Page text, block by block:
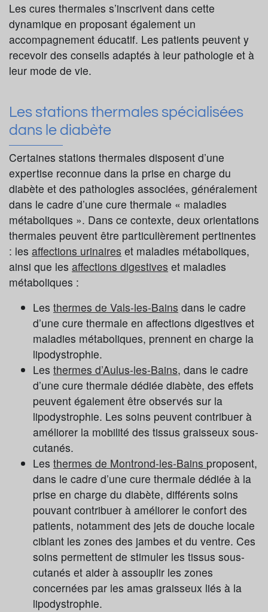
Les cures thermales s’inscrivent dans cette
dynamique en proposant également un
accompagnement éducatif. Les patients peuvent y
recevoir des conseils adaptés à leur pathologie et à
leur mode de vie.
Les stations thermales spécialisées
dans le diabète
Certaines stations thermales disposent d’une
expertise reconnue dans la prise en charge du
diabète et des pathologies associées, généralement
dans le cadre d’une cure thermale « maladies
métaboliques ». Dans ce contexte, deux orientations
thermales peuvent être particulièrement pertinentes
: les affections urinaires et maladies métaboliques,
ainsi que les affections digestives et maladies
métaboliques :
Les thermes de Vals-les-Bains dans le cadre
d’une cure thermale en affections digestives et
maladies métaboliques, prennent en charge la
lipodystrophie.
Les thermes d’Aulus-les-Bains, dans le cadre
d’une cure thermale dédiée diabète, des effets
peuvent également être observés sur la
lipodystrophie. Les soins peuvent contribuer à
améliorer la mobilité des tissus graisseux sous-
cutanés.
Les thermes de Montrond-les-Bains proposent,
dans le cadre d’une cure thermale dédiée à la
prise en charge du diabète, différents soins
pouvant contribuer à améliorer le confort des
patients, notamment des jets de douche locale
ciblant les zones des jambes et du ventre. Ces
soins permettent de stimuler les tissus sous-
cutanés et aider à assouplir les zones
concernées par les amas graisseux liés à la
lipodystrophie.